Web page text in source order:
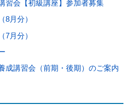
習会【初級講座】参加者募集
8月分）
7月分）
成講習会（前期・後期）のご案内